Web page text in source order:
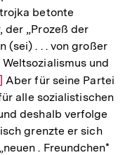
betonte
der „Prozeß der
(sei) . . . von großer
und
Aber für seine Partei
alle sozialistischen
deshalb verfolge
grenzte er sich
. Freundchen*